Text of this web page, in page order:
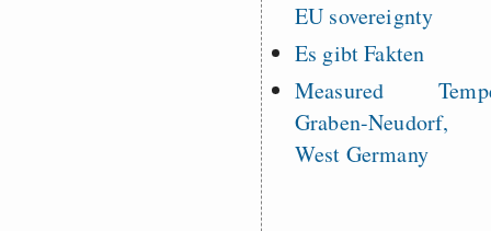
EU sovereignty
Es gibt Fakten
Measured
Graben-Neudorf,
West Germany